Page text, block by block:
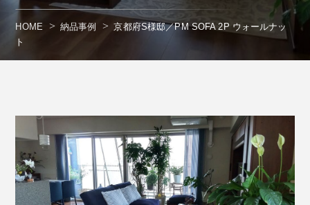
HOME 納品事例
京都府S様邸／PM SOFA 2P ウォールナッ
ト